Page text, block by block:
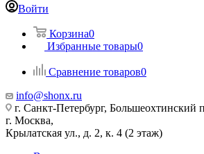
Войти
Корзина0
Избранные товары0
Сравнение товаров0
info@shonx.ru
г. Санкт-Петербург, Большеохтинский
г. Москва,
Крылатская ул., д. 2, к. 4 (2 этаж)